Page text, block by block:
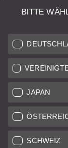
BITTE
JAPAN
SCHWEIZ
BEWERTUNG
AUKTION
BRAND NEW
LEICA STORES
Alle Preise